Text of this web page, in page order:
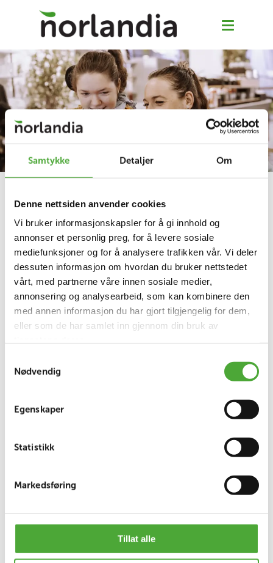
Samtykke Detaljer Om
Denne nettsiden anvender cookies
Vi bruker informasjonskapsler for å gi innhold og
annonser et personlig preg, for å levere sosiale
mediefunksjoner og for å analysere trafikken vår. Vi deler
dessuten informasjon om hvordan du bruker nettstedet
vårt, med partnerne våre innen sosiale medier,
annonsering og analysearbeid, som kan kombinere den
med annen informasjon du har gjort tilgjengelig for dem,
eller som de har samlet inn gjennom din bruk av
Nødvendig
Egenskaper
Statistikk
Markedsføring
Tillat alle
Norlandia BPA er nå en
del av Aberia BPA
Norlandia BPA har slått seg sammen med
Aberia BPA.
Sammenslåingen vil ikke ha noen praktisk betydning
Følg oss på: